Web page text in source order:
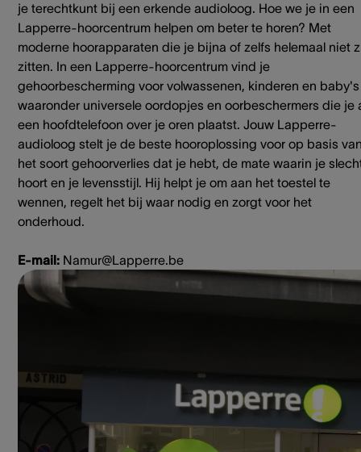
je terechtkunt bij een erkende audioloog. Hoe we je in een
Lapperre-hoorcentrum helpen om beter te horen? Met
moderne hoorapparaten die je bijna of zelfs helemaal niet
zitten. In een Lapperre-hoorcentrum vind je
gehoorbescherming voor volwassenen, kinderen en baby's
waaronder universele oordopjes en oorbeschermers die je
een hoofdtelefoon over je oren plaatst. Jouw Lapperre-
audioloog stelt je de beste hooroplossing voor op basis
het soort gehoorverlies dat je hebt, de mate waarin je
hoort en je levensstijl. Hij helpt je om aan het toestel te
wennen, regelt het bij waar nodig en zorgt voor het
onderhoud.
E-mail: Namur@Lapperre.be